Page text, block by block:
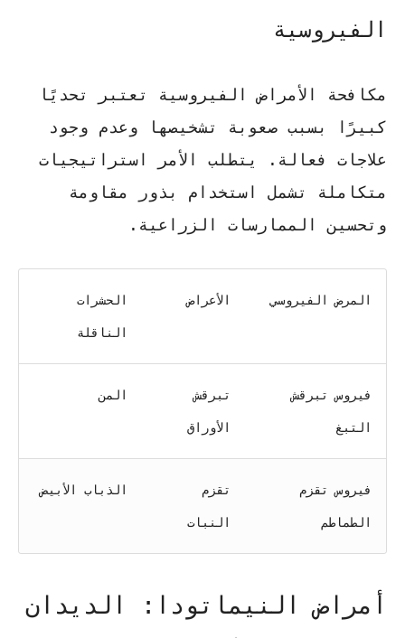
الفيروسية
مكافحة الأمراض الفيروسية تعتبر تحديًا
كبيرًا بسبب صعوبة تشخيصها وعدم وجود
علاجات فعالة. يتطلب الأمر استراتيجيات
متكاملة تشمل استخدام بذور مقاومة
وتحسين الممارسات الزراعية.
المرض الفيروسي الأعراض الحشرات
الناقلة
فيروس تبرقش
التبغ
تبرقش
الأوراق
المن
فيروس تقزم
الطماطم
تقزم
النبات
الذباب الأبيض
أمراض النيماتودا: الديدان